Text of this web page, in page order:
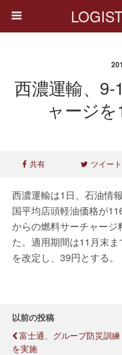
西濃運輸、9-
ャージ
共有 ツイート
西濃運輸は1日、石油情
国平均店頭軽油価格が
からの燃料サーチャー
た。適用期間は11月末
を改定し、39円とする。
以前の投稿
富士通、グループ防災訓練
を実施